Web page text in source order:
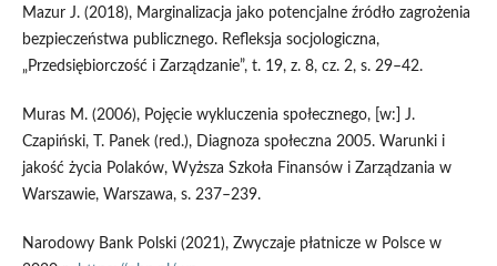
Mazur J. (2018), Marginalizacja jako potencjalne źródło zagrożenia
bezpieczeństwa publicznego. Refleksja socjologiczna,
„Przedsiębiorczość i Zarządzanie”, t. 19, z. 8, cz. 2, s. 29–42.
Muras M. (2006), Pojęcie wykluczenia społecznego, [w:] J.
Czapiński, T. Panek (red.), Diagnoza społeczna 2005. Warunki i
jakość życia Polaków, Wyższa Szkoła Finansów i Zarządzania w
Warszawie, Warszawa, s. 237–239.
Narodowy Bank Polski (2021), Zwyczaje płatnicze w Polsce w